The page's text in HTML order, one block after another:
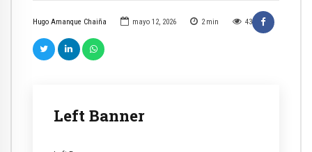
Hugo Amanque Chaiña mayo 12, 2026 2 min 43
Left Banner